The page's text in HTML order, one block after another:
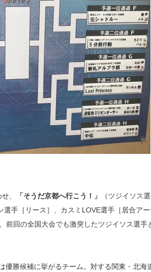
、 「そうだ京都へ行こう！」
（ツジイソス
選手［リース］、カスミLOVE選手［居合ア
回の全国大会でも激突したツジイソス選手
勝候補に挙がるチーム。対する関東・北海